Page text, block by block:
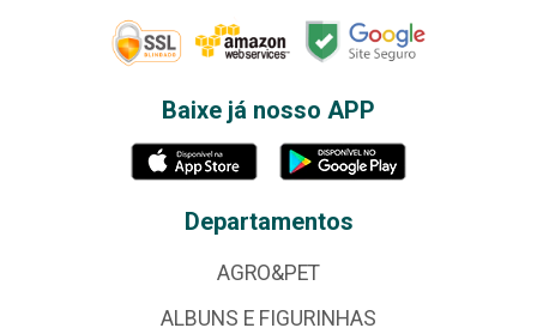
Baixe já nosso APP
Departamentos
AGRO&PET
ALBUNS E FIGURINHAS